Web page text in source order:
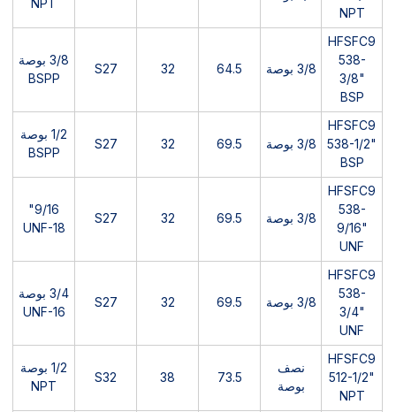
NPT
NPT
HFSFC9
538-
3/8"
BSP
3/8 بوصة 64.5
32
S27
3/8 بوصة
BSPP
HFSFC9
538-1/2"
BSP
3/8 بوصة 69.5
32
S27
1/2 بوصة
BSPP
HFSFC9
538-
9/16"
UNF
3/8 بوصة 69.5
32
S27
9/16"
UNF-18
HFSFC9
538-
3/4"
UNF
3/8 بوصة 69.5
32
S27
3/4 بوصة
UNF-16
HFSFC9
512-1/2"
NPT
نصف
بوصة
73.5
38
S32
1/2 بوصة
NPT